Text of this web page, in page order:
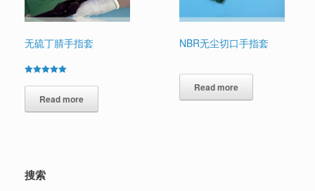
无硫丁腈手指套
5.00
out of 5Read more
NBR无尘切口手指套
Read more
搜索